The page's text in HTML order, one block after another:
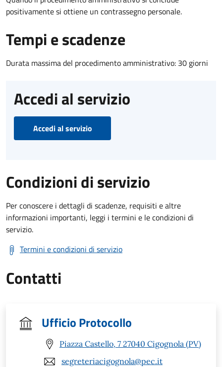
positivamente si ottiene un contrassegno personale.
Tempi e scadenze
Durata massima del procedimento amministrativo: 30 giorni
Accedi al servizio
Accedi al servizio
Condizioni di servizio
Per conoscere i dettagli di scadenze, requisiti e altre
informazioni importanti, leggi i termini e le condizioni di
servizio.
Termini e condizioni di servizio
Contatti
Ufficio Protocollo
Piazza Castello, 7 27040 Cigognola (PV)
segreteriacigognola@pec.it